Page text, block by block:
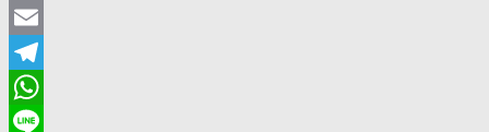
Twitter
Email
Telegram
WhatsApp